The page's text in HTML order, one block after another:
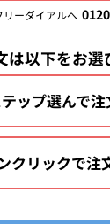
ーダイアルへ
は以下をお選
ップ選んで注
クリックで注